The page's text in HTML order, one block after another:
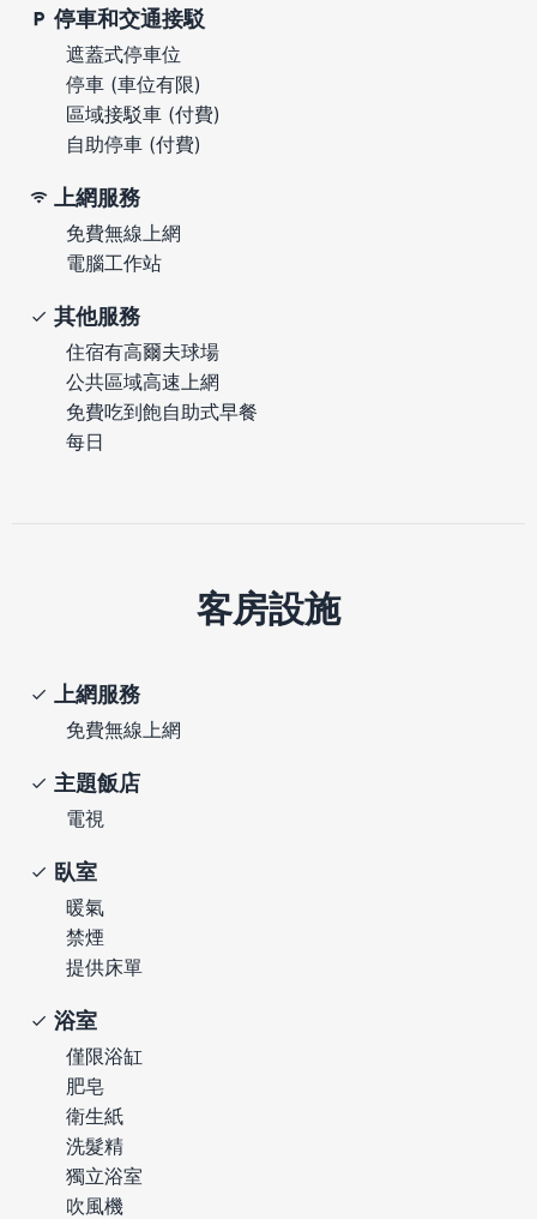
停車和交通接駁
遮蓋式停車位
停車 (車位有限)
區域接駁車 (付費)
自助停車 (付費)
上網服務
免費無線上網
電腦工作站
其他服務
住宿有高爾夫球場
公共區域高速上網
免費吃到飽自助式早餐
每日
客房設施
上網服務
免費無線上網
主題飯店
電視
臥室
暖氣
禁煙
提供床單
浴室
僅限浴缸
肥皂
衛生紙
洗髮精
獨立浴室
吹風機